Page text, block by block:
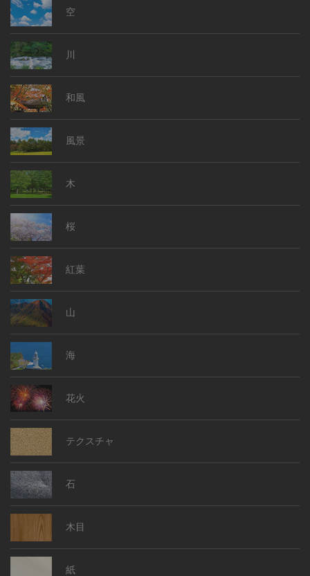
空
川
和風
風景
木
桜
紅葉
山
海
花火
テクスチャ
石
木目
紙